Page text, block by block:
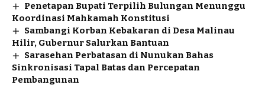
Penetapan Bupati Terpilih Bulungan Menunggu
Koordinasi Mahkamah Konstitusi
Sambangi Korban Kebakaran di Desa Malinau
Hilir, Gubernur Salurkan Bantuan
Sarasehan Perbatasan di Nunukan Bahas
Sinkronisasi Tapal Batas dan Percepatan
Pembangunan